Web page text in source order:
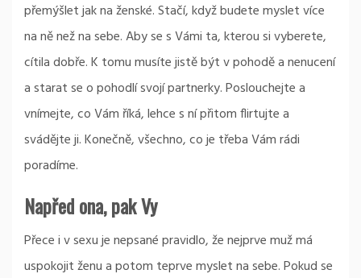
přemýšletjak na ženské. Stačí, když budete myslet více
na ně než na sebe. Aby se s Vámi ta, kterou si vyberete,
cítila dobře. K tomu musíte jistě být v pohodě a nenucení
a starat se o pohodlí svojí partnerky. Poslouchejte a
vnímejte, co Vám říká, lehce s ní přitom flirtujte a
svádějte ji. Konečně, všechno, co je třeba Vám rádi
poradíme.
Napřed ona, pak Vy
Přece i v sexu je nepsané pravidlo, že nejprve muž má
uspokojit ženu a potom teprve myslet na sebe. Pokud se